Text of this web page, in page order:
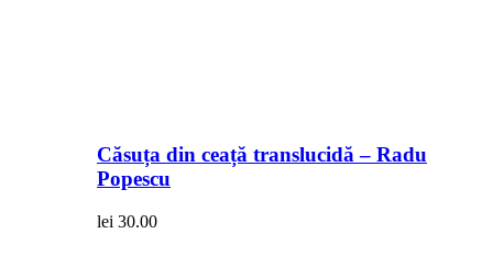
Căsuța din ceață translucidă – Radu
Popescu
lei 30.00